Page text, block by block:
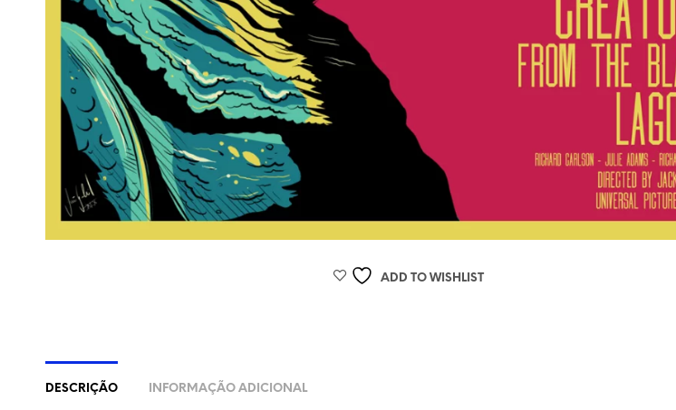
ADD TO WISHLIST
DESCRIÇÃO INFORMAÇÃO ADICIONAL